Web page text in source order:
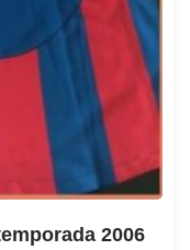
2006